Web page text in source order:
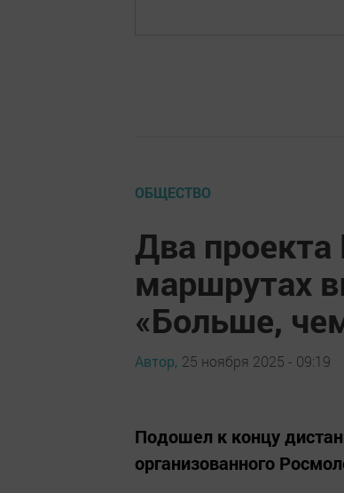
ОБЩЕСТВО
Два проекта
маршрутах
«Больше,
Автор, 25 ноября 2025 - 09:19
Подошел к концу
организованного